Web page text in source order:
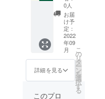
す。 雑
誌を読
んで、
ときめ
いたホ
テルに
宿泊し
てみま
せん
か？
※「どの
ホテル
集長三
倉が あ
なたの
イベン
トに登
壇 (*2)
④ホテ
ルリス
ト ⑤な
必ず備
版) ・お
礼の手
紙 ＋
①〜⑧
よりお
好みの
リター
ンをオ
プショ
つ選択
ン！
〈松〉
】 特に
社会人
の方な
ど、大
学生
チーム
のFolte.
を応援
してく
ださる
0人
お届
け予
定：
2022
年09
月
詳細を見る
こ
の
リ
タ
ー
ン
を
選
択
す
る
このプロ